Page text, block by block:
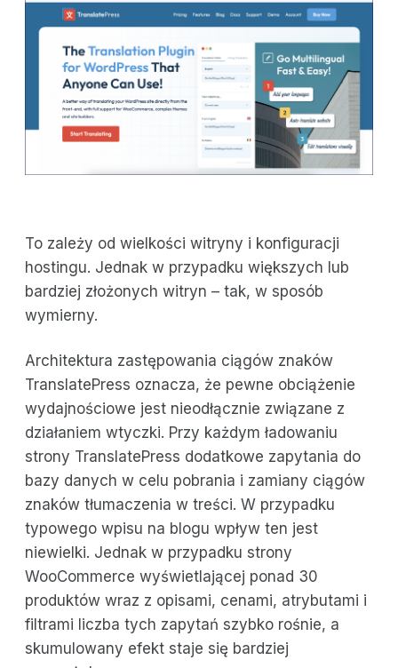
To zależy od wielkości witryny i konfiguracji
hostingu. Jednak w przypadku większych lub
bardziej złożonych witryn – tak, w sposób
wymierny.
Architektura zastępowania ciągów znaków
TranslatePress oznacza, że pewne obciążenie
wydajnościowe jest nieodłącznie związane z
działaniem wtyczki. Przy każdym ładowaniu
strony TranslatePress dodatkowe zapytania do
bazy danych w celu pobrania i zamiany ciągów
znaków tłumaczenia w treści. W przypadku
typowego wpisu na blogu wpływ ten jest
niewielki. Jednak w przypadku strony
WooCommerce wyświetlającej ponad 30
produktów wraz z opisami, cenami, atrybutami i
filtrami liczba tych zapytań szybko rośnie, a
skumulowany efekt staje się bardziej